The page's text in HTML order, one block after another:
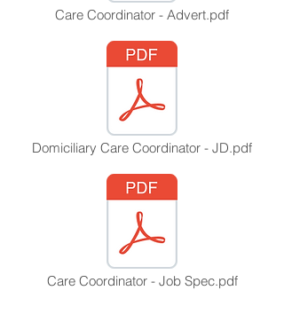
Care Coordinator - Advert.pdf
Domiciliary Care Coordinator - JD.pdf
Care Coordinator - Job Spec.pdf